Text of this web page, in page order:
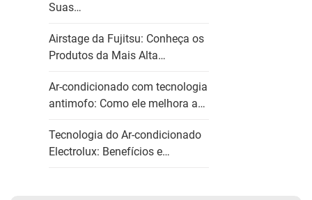
Suas…
Airstage da Fujitsu: Conheça os
Produtos da Mais Alta…
Ar-condicionado com tecnologia
antimofo: Como ele melhora a…
Tecnologia do Ar-condicionado
Electrolux: Benefícios e…